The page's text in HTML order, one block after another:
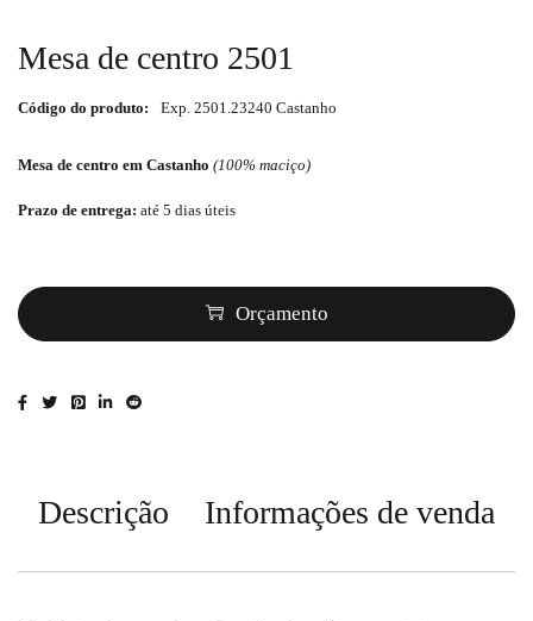
Mesa de centro 2501
Código do produto: Exp. 2501.23240 Castanho
Mesa de centro em Castanho (100% maciço)
Prazo de entrega: até 5 dias úteis
Orçamento
Descrição Informações de venda